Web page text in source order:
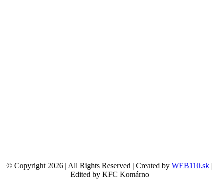
© Copyright 2026 | All Rights Reserved | Created by WEB110.sk |
Edited by KFC Komárno